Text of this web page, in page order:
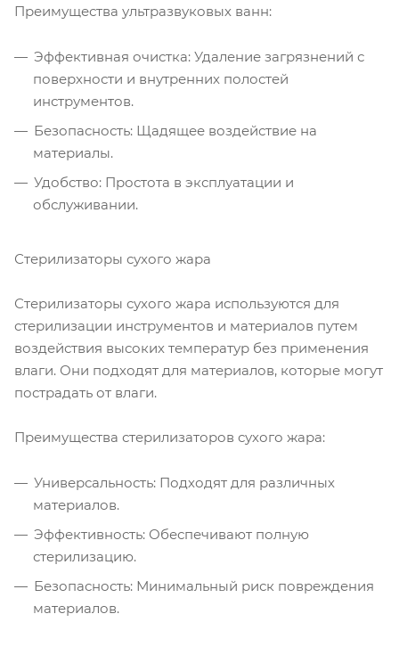
Преимущества ультразвуковых ванн:
Эффективная очистка: Удаление загрязнений с
поверхности и внутренних полостей
инструментов.
Безопасность: Щадящее воздействие на
материалы.
Удобство: Простота в эксплуатации и
обслуживании.
Стерилизаторы сухого жара
Стерилизаторы сухого жара используются для
стерилизации инструментов и материалов путем
воздействия высоких температур без применения
влаги. Они подходят для материалов, которые могут
пострадать от влаги.
Преимущества стерилизаторов сухого жара:
Универсальность: Подходят для различных
материалов.
Эффективность: Обеспечивают полную
стерилизацию.
Безопасность: Минимальный риск повреждения
материалов.